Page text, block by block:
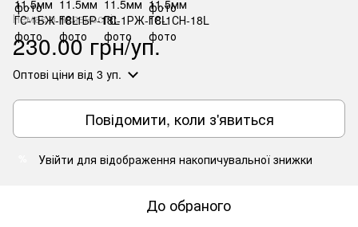
Немає в наявності
230.00 грн/уп.
Оптові ціни від 3 уп.
Повідомити, коли з'явиться
Увійти для відображення накопичувальної знижки
До обраного